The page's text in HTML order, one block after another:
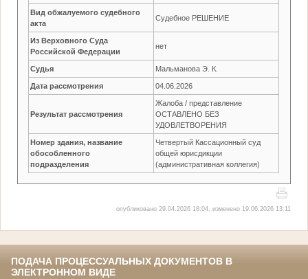
Вид обжалуемого судебного
акта
Судебное РЕШЕНИЕ
Из Верховного Суда
Российской Федерации
нет
Судья Мальманова Э. К.
Дата рассмотрения 04.06.2026
Результат рассмотрения
Жалоба / представление
ОСТАВЛЕНО БЕЗ
УДОВЛЕТВОРЕНИЯ
Номер здания, название
обособленного
подразделения
Четвертый Кассационный суд
общей юрисдикции
(административная коллегия)
опубликовано 29.04.2026 18:04, изменено 19.06.2026 13:11
ПОДАЧА ПРОЦЕССУАЛЬНЫХ ДОКУМЕНТОВ В
ЭЛЕКТРОННОМ ВИДЕ